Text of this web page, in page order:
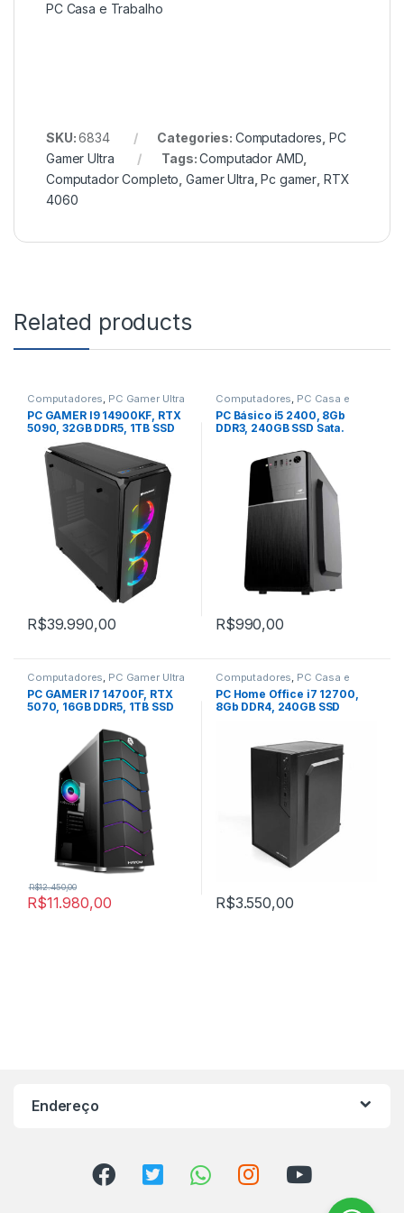
PC Casa e Trabalho
SKU:6834 Categories: Computadores PC
Gamer Ultra
Tags:Computador AMD
Computador Completo ,Gamer Ultra ,Pc gamer RTX
4060
Related products
Computadores, PC Gamer Ultra
PC GAMER I9 14900KF, RTX
5090, 32GB DDR5, 1TB SSD
R$39.990,00
Computadores, PC Casa e
Trabalho
PC Básico i5 2400, 8Gb
DDR3, 240GB SSD Sata.
R$990,00
Computadores PC Gamer Ultra
PC GAMER I7 14700F, RTX
5070, 16GB DDR5, 1TB SSD
R$11.980,00
R$12.450,00
Computadores PC Casa e
Trabalho
PC Home Office i7 12700,
8Gb DDR4, 240GB SSD
R$3.550,00
Endereço